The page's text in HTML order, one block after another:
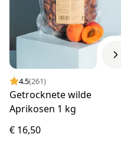
4.5(261)
Getrocknete wilde
Aprikosen 1 kg
€ 16,50